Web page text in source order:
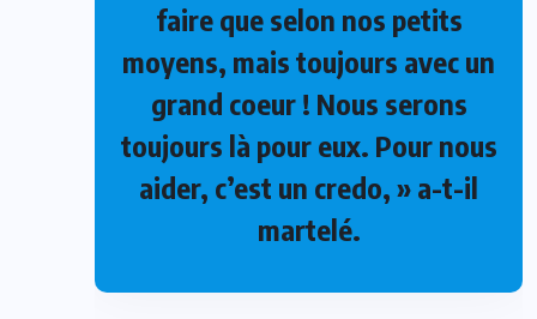
faire que selon nos petits
moyens, mais toujours avec un
grand coeur ! Nous serons
toujours là pour eux. Pour nous
aider, c’est un credo, » a-t-il
martelé.